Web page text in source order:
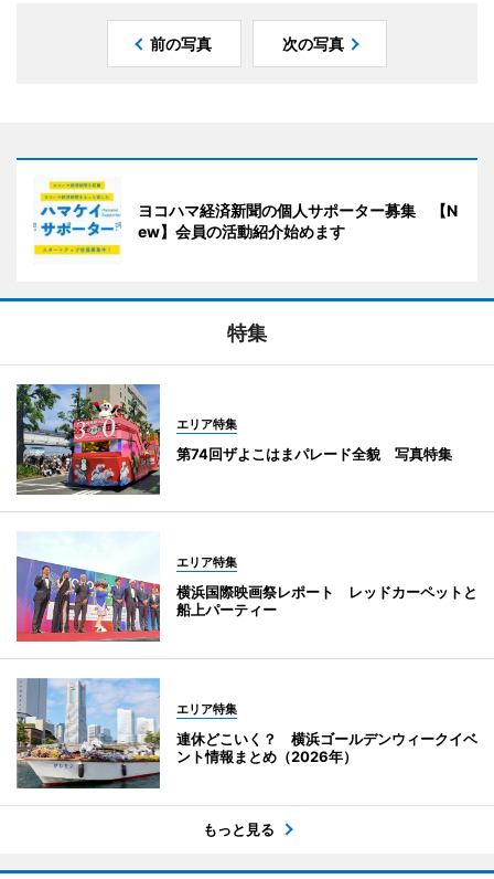
前の写真 次の写真
ヨコハマ経済新聞の個人サポーター募集 【N
ew】会員の活動紹介始めます
特集
エリア特集
第74回ザよこはまパレード全貌 写真特集
エリア特集
横浜国際映画祭レポート レッドカーペットと
船上パーティー
エリア特集
連休どこいく？ 横浜ゴールデンウィークイベ
ント情報まとめ（2026年）
もっと見る